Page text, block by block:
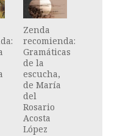
Zenda
recomienda:
Gramáticas
de la
escucha,
de María
del
Rosario
Acosta
López